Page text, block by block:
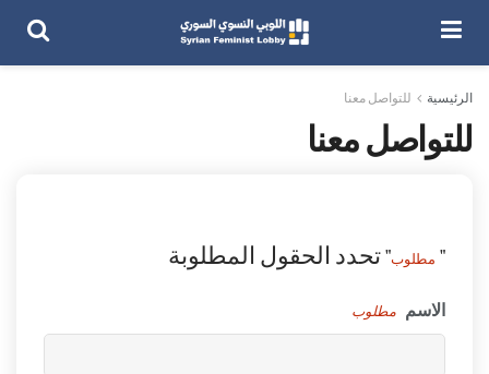
الرئيسية للتواصل معنا
للتواصل معنا
" مطلوب" تحدد الحقول المطلوبة
الاسم مطلوب